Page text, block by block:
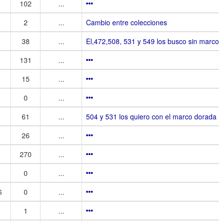
102
...
2
...
Cambio entre colecciones
38
...
El,472,508, 531 y 549 los busco sin marco
131
...
15
...
0
...
61
...
504 y 531 los quiero con el marco dorada
26
...
270
...
0
...
0
...
1
...